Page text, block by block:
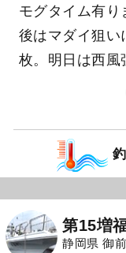
モグタイム有
後はマダイ狙い
枚。明日は西風
第15増
静岡県 御